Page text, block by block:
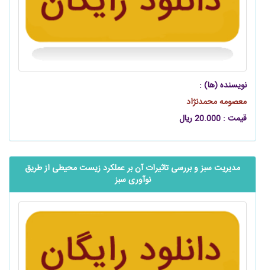
نویسنده (ها) :
معصومه محمدنژاد
قیمت : 20.000 ریال
مدیریت سبز و بررسی تاثیرات آن بر عملکرد زیست محیطی از طریق
نوآوری سبز